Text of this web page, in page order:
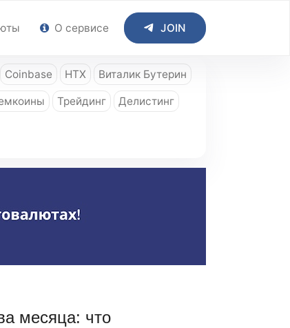
О сервисе JOIN
Coinbase HTX Виталик Бутерин
Трейдинг Делистинг
месяца: что